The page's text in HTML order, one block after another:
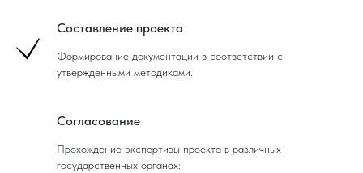
Составление проекта
Формирование документации в соответствии с
утвержденными методиками.
Согласование
Прохождение экспертизы проекта в различных
государственных органах: